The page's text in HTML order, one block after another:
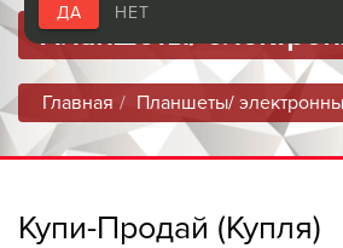
ДА НЕТ
Планшеты/
Главная Планшеты/
Купи-Продай (Купля)